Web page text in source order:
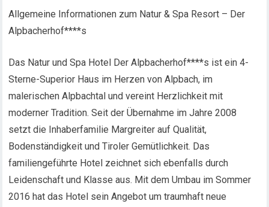
Allgemeine Informationen zum Natur & Spa Resort – Der
Alpbacherhof****s
Das Natur und Spa Hotel Der Alpbacherhof****s ist ein 4-
Sterne-Superior Haus im Herzen von Alpbach, im
malerischen Alpbachtal und vereint Herzlichkeit mit
moderner Tradition. Seit der Übernahme im Jahre 2008
setzt die Inhaberfamilie Margreiter auf Qualität,
Bodenständigkeit und Tiroler Gemütlichkeit. Das
familiengeführte Hotel zeichnet sich ebenfalls durch
Leidenschaft und Klasse aus. Mit dem Umbau im Sommer
2016 hat das Hotel sein Angebot um traumhaft neue